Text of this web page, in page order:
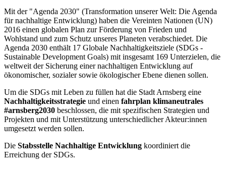
Mit der "Agenda 2030" (Transformation unserer Welt: Die Agenda
für nachhaltige Entwicklung) haben die Vereinten Nationen (UN)
2016 einen globalen Plan zur Förderung von Frieden und
Wohlstand und zum Schutz unseres Planeten verabschiedet. Die
Agenda 2030 enthält 17 Globale Nachhaltigkeitsziele (SDGs -
Sustainable Development Goals) mit insgesamt 169 Unterzielen, die
weltweit der Sicherung einer nachhaltigen Entwicklung auf
ökonomischer, sozialer sowie ökologischer Ebene dienen sollen.
Um die SDGs mit Leben zu füllen hat die Stadt Arnsberg eine
Nachhaltigkeitsstrategie und einen fahrplan klimaneutrales
#arnsberg2030 beschlossen, die mit spezifischen Strategien und
Projekten und mit Unterstützung unterschiedlicher Akteur:innen
umgesetzt werden sollen.
Die Stabsstelle Nachhaltige Entwicklung koordiniert die
Erreichung der SDGs.